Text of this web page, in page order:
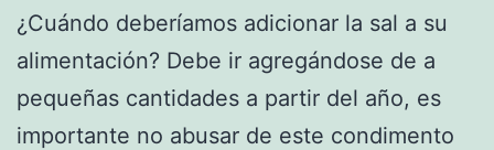
¿Cuándo deberíamos adicionar la sal a su
alimentación? Debe ir agregándose de a
pequeñas cantidades a partir del año, es
importante no abusar de este condimento